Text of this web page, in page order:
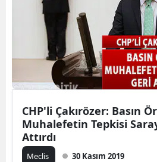
CHP'li Çakırözer: Basın
Muhalefetin Tepkisi
Attırdı
Meclis 30 Kasım 2019